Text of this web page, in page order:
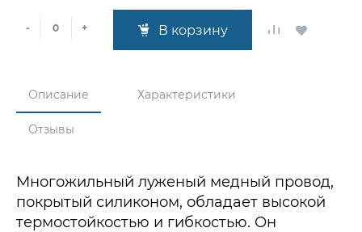
- + В корзину
Описание Характеристики
Отзывы
Многожильный луженый медный провод,
покрытый силиконом, обладает высокой
термостойкостью и гибкостью. Он